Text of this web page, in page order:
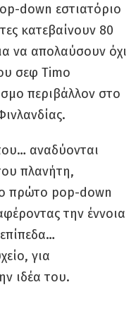
down εστιατόριο
κατεβαίνουν 80
να απολαύσουν όχι
σεφ Timo
περιβάλλον στο
αναδύονται
πλανήτη,
πρώτο pop-down
την έννοια
για
ιδέα του.